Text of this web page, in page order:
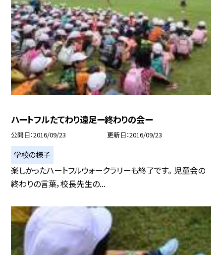
ハートフルたてわり遠足ー終わりの会ー
公開日 2016/09/23 更新日 2016/09/23
学校の様子
楽しかったハートフルウォークラリーも終了です。 児童会の
終わりの言葉，校長先生の...